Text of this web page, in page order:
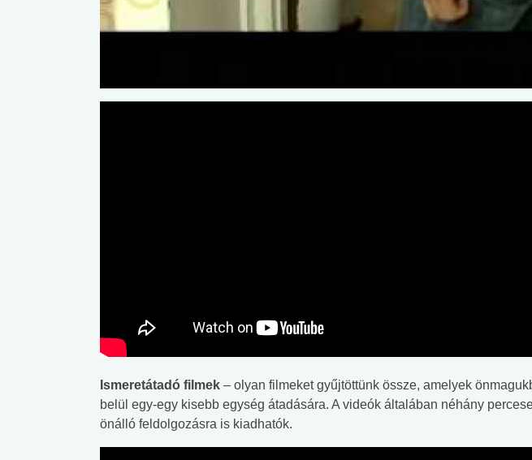
Ismeretátadó filmek – olyan filmeket gyűjtöttünk össze, amelyek
belül egy-egy kisebb egység átadására. A videók általában néhány
önálló feldolgozásra is kiadhatók.